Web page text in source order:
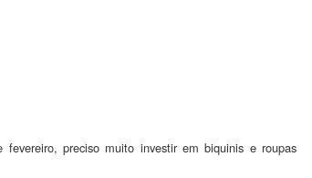
preciso muito investir em biquinis e roupas